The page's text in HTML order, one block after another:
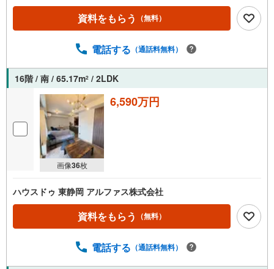
資料をもらう （無料）
電話する （通話料無料）
16階 / 南 / 65.17m2 / 2LDK
画像36枚
6,590万円
ハウスドゥ 東静岡 アルファス株式会社
資料をもらう （無料）
電話する （通話料無料）